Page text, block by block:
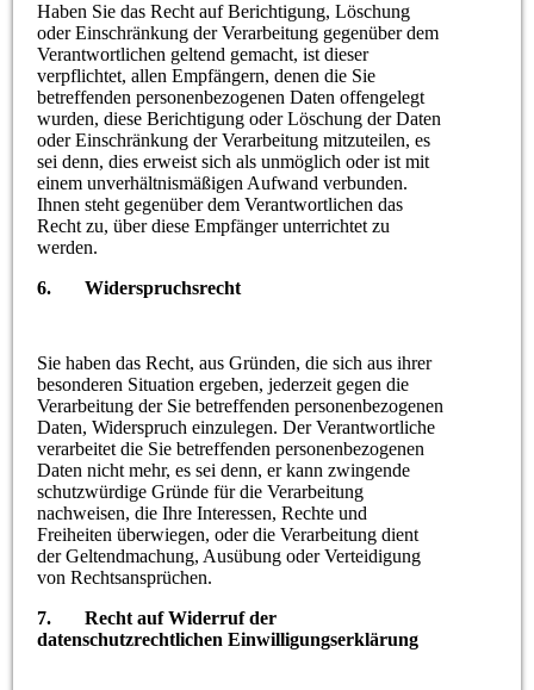
Haben Sie das Recht auf Berichtigung, Löschung
oder Einschränkung der Verarbeitung gegenüber dem
Verantwortlichen geltend gemacht, ist dieser
verpflichtet, allen Empfängern, denen die Sie
betreffenden personenbezogenen Daten offengelegt
wurden, diese Berichtigung oder Löschung der Daten
oder Einschränkung der Verarbeitung mitzuteilen, es
sei denn, dies erweist sich als unmöglich oder ist mit
einem unverhältnismäßigen Aufwand verbunden.
Ihnen steht gegenüber dem Verantwortlichen das
Recht zu, über diese Empfänger unterrichtet zu
werden.
6. Widerspruchsrecht
Sie haben das Recht, aus Gründen, die sich aus ihrer
besonderen Situation ergeben, jederzeit gegen die
Verarbeitung der Sie betreffenden personenbezogenen
Daten, Widerspruch einzulegen. Der Verantwortliche
verarbeitet die Sie betreffenden personenbezogenen
Daten nicht mehr, es sei denn, er kann zwingende
schutzwürdige Gründe für die Verarbeitung
nachweisen, die Ihre Interessen, Rechte und
Freiheiten überwiegen, oder die Verarbeitung dient
der Geltendmachung, Ausübung oder Verteidigung
von Rechtsansprüchen.
7. Recht auf Widerruf der
datenschutzrechtlichen Einwilligungserklärung